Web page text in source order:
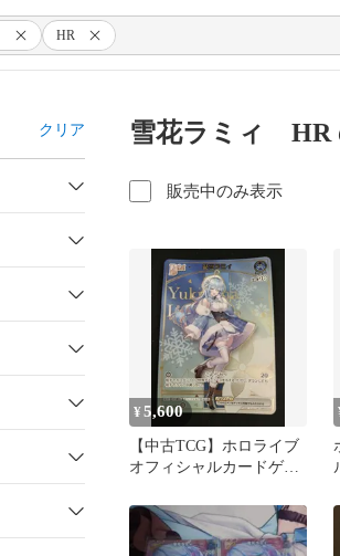
HR
クリア 雪花ラミィ HR
販売中のみ表示
¥5,600
【中古TCG】ホロライブ
オフィシャルカードゲー
043)(HR)【50-60】